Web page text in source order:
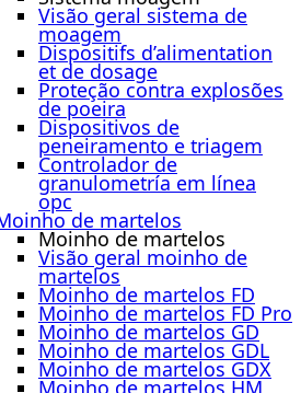
Visão geral sistema de
moagem
Dispositifs d’alimentation
et de dosage
Proteção contra explosões
de poeira
Dispositivos de
peneiramento e triagem
Controlador de
granulometría em línea
opc
de martelos
Moinho de martelos
Visão geral moinho de
martelos
Moinho de martelos FD
Moinho de martelos FD Pro
Moinho de martelos GD
Moinho de martelos GDL
Moinho de martelos GDX